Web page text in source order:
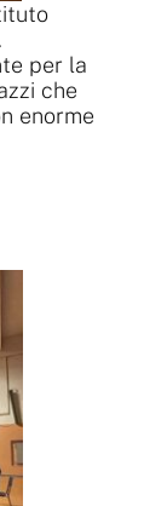
per la
che
enorme